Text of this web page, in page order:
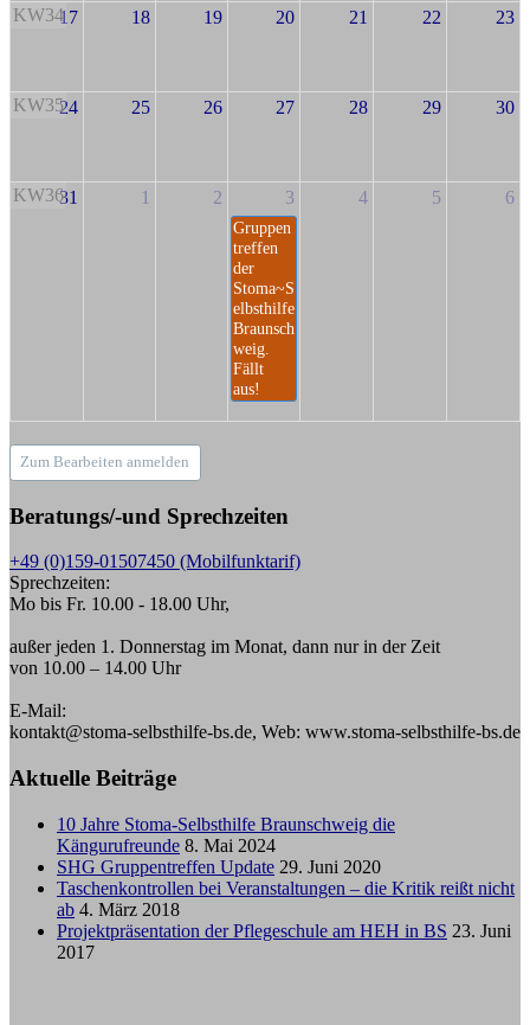
KW3417 18 19 20 21 22 23
KW3524 25 26 27 28 29 30
KW3631 1 2 3
Gruppen
treffen
der
Stoma~S
elbsthilfe
Braunsch
weig.
Fällt
aus!
4 5 6
Zum Bearbeiten anmelden
Beratungs/-und Sprechzeiten
+49 (0)159-01507450 (Mobilfunktarif)
Sprechzeiten:
Mo bis Fr. 10.00 - 18.00 Uhr,
außer jeden 1. Donnerstag im Monat, dann nur in der Zeit
von 10.00 – 14.00 Uhr
E-Mail:
kontakt@stoma-selbsthilfe-bs.de, Web: www.stoma-selbsthilfe-bs.de
Aktuelle Beiträge
10 Jahre Stoma-Selbsthilfe Braunschweig die
Kängurufreunde 8. Mai 2024
SHG Gruppentreffen Update 29. Juni 2020
Taschenkontrollen bei Veranstaltungen – die Kritik reißt nicht
ab 4. März 2018
Projektpräsentation der Pflegeschule am HEH in BS 23. Juni
2017